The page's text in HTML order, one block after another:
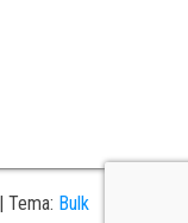
Tema: Bulk